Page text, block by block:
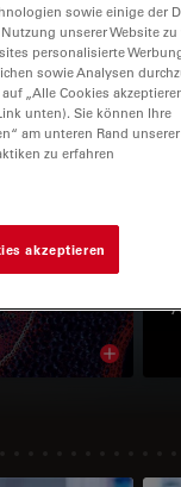
Read
sowie einige der
unserer Website
personalisierte
sowie Analysen
„Alle Cookies
unten). Sie können Ihre
am unteren Rand
zu erfahren
akzeptieren